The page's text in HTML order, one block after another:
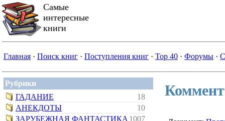
Самые
интересные
книги
Главная · Поиск книг · Поступления книг · Top 40 · Форумы ·
Рубрики
ГАДАНИЕ
18
АНЕКДОТЫ
10
ЗАРУБЕЖНАЯ ФАНТАСТИКА 1007